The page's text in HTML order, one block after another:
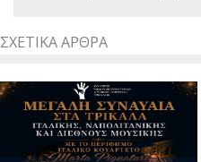
ΣΧΕΤΙΚΆ ΆΡΘΡΑ